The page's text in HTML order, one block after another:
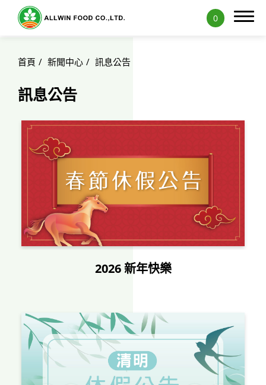
0
首頁 新聞中心 訊息公告
訊息公告
2026 新年快樂
產品介紹
產品應用
部落格
展覽訊息
電子型錄
聯絡我們